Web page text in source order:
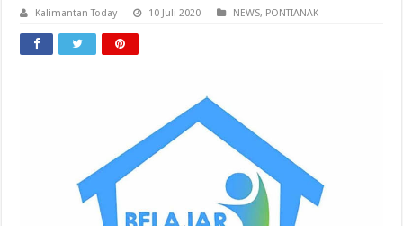
Kalimantan Today 10 Juli 2020 NEWS, PONTIANAK